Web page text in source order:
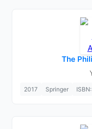
The
2017 Springer